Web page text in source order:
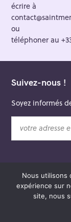
écrire à
ou
téléphoner au
Suivez-nous !
Soyez informés
t
©
Nous utilisons
expérience sur
site, nous